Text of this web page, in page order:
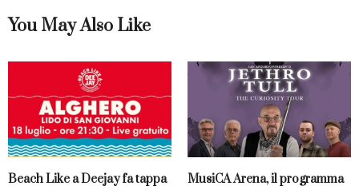
You May Also Like
Beach Like a Deejay fa tappa
MusiCA Arena, il programma